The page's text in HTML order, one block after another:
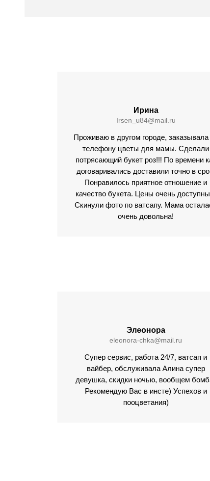
Ирина
Irsen_u84@mail.ru
Проживаю в другом городе, заказывала
телефону цветы для мамы. Сделали
потрясающий букет роз!!! По времени
договаривались доставили точно в
Понравилось приятное отношение и
качество букета. Цены очень
Скинули фото по ватсапу. Мама
очень довольна!
Элеонора
eleonora-chka@mail.ru
Супер сервис, работа 24/7, ватсап и
вайбер, обслуживала Алина супер
девушка, скидки ночью, вообщем
Рекомендую Вас в инсте) Успехов и
пооцветания)